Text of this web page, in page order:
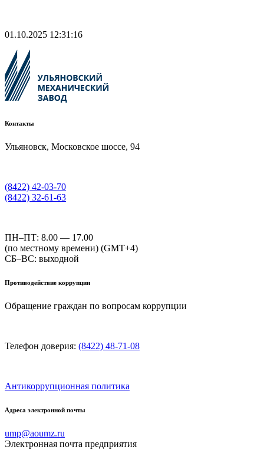
01.10.2025 12:31:16
Контакты
Ульяновск, Московское шоссе, 94
(8422) 42-03-70
(8422) 32-61-63
ПН–ПТ: 8.00 — 17.00
(по местному времени) (GMT+4)
СБ–ВС: выходной
Противодействие коррупции
Обращение граждан по вопросам коррупции
Телефон доверия: (8422) 48-71-08
Антикоррупционная политика
Адреса электронной почты
ump@aoumz.ru
Электронная почта предприятия